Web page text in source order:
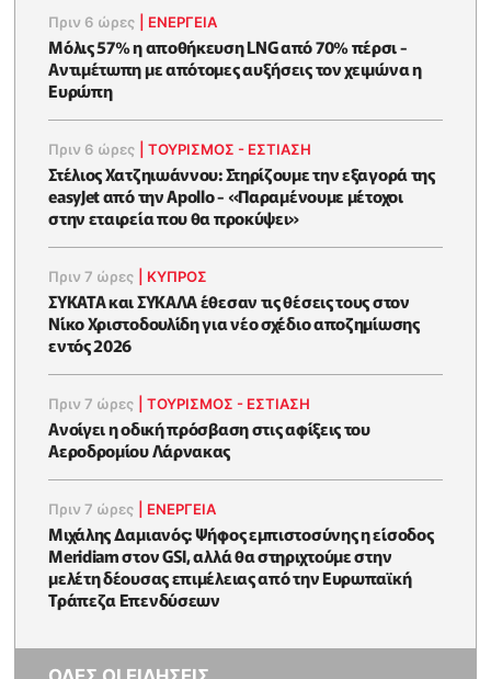
Πριν 6 ώρες ΕΝΈΡΓΕΙΑ
Μόλις 57% η αποθήκευση LNG από 70% πέρσι -
Αντιμέτωπη με απότομες αυξήσεις τον χειμώνα η
Ευρώπη
Πριν 6 ώρες |ΤΟΥΡΙΣΜΟΣ - ΕΣΤΙΑΣΗ
Στέλιος Χατζηιωάννου: Στηρίζουμε την εξαγορά της
easyJet από την Apollo - «Παραμένουμε μέτοχοι
στην εταιρεία που θα προκύψει»
Πριν 7 ώρες ΚΥΠΡΟΣ
ΣΥΚΑΤΑ και ΣΥΚΑΛΑ έθεσαν τις θέσεις τους στον
Νίκο Χριστοδουλίδη για νέο σχέδιο αποζημίωσης
εντός 2026
Πριν 7 ώρες |ΤΟΥΡΙΣΜΟΣ - ΕΣΤΙΑΣΗ
Ανοίγει η οδική πρόσβαση στις αφίξεις του
Αεροδρομίου Λάρνακας
Πριν 7 ώρες ΕΝΈΡΓΕΙΑ
Μιχάλης Δαμιανός: Ψήφος εμπιστοσύνης η είσοδος
Meridiam στον GSI, αλλά θα στηριχτούμε στην
μελέτη δέουσας επιμέλειας από την Ευρωπαϊκή
Τράπεζα Επενδύσεων